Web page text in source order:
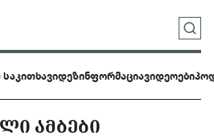
დეზინფორმაციავიდეოები
ᲐᲛᲑᲔᲑᲘ